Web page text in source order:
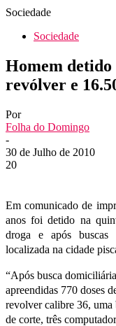
Sociedade
Sociedade
Homem detido
revólver e
Por
Folha do Domingo
-
30 de Julho de 2010
20
Em comunicado de
anos foi detido na
droga e após buscas
localizada na cidade
“Após busca
apreendidas 770 doses
revolver calibre 36, uma
de corte, três